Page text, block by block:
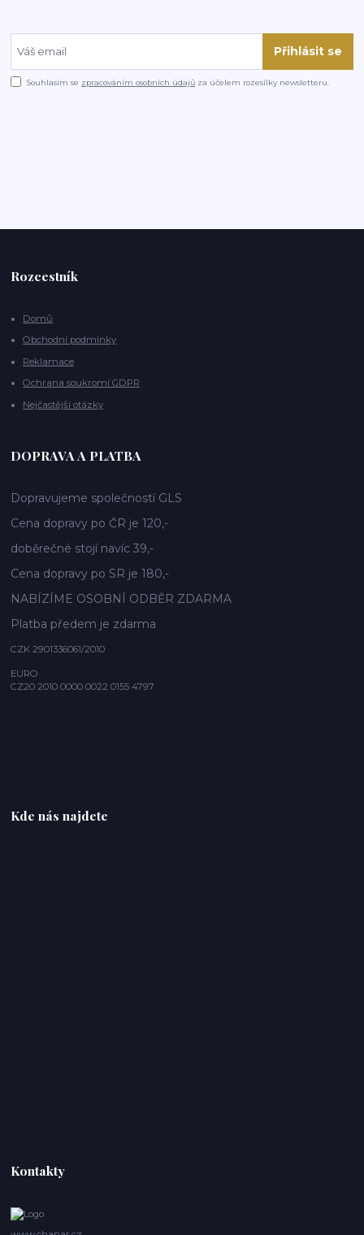
Přihlásit se
Souhlasím se zpracováním osobních údajů za účelem rozesílky newsletteru.
Rozcestník
Domů
Obchodní podmínky
Reklamace
Ochrana soukromí GDPR
Nejčastější otázky
DOPRAVA A PLATBA
Dopravujeme společností GLS
Cena dopravy po ČR je 120,-
doběrečné stojí navíc 39,-
Cena dopravy po SR je 180,-
NABÍZÍME OSOBNÍ ODBĚR ZDARMA
Platba předem je zdarma
CZK 2901336061/2010
EURO
CZ20 2010 0000 0022 0155 4797
Kde nás najdete
Kontakty